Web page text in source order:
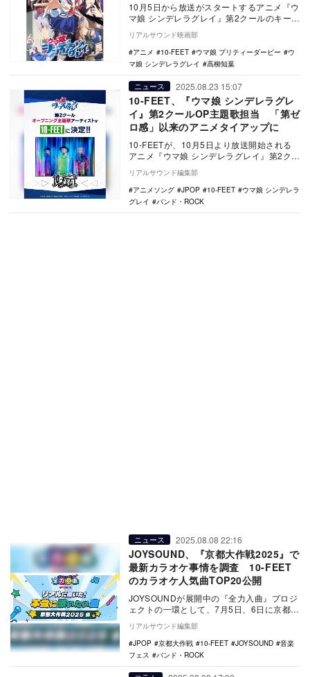
10月5日から放送がスタートするアニメ『ウ
マ娘 シンデレラグレイ』第2クールのキービ
ジュアルとメインPVが公開され、オープニ
ング…
リアルサウンド映画部
アニメ
10-FEET ウマ娘 プリティーダービー
ウ
マ娘 シンデレラグレイ
高柳知葉
ニュース 2025.08.23 15:07
10-FEET、『ウマ娘 シンデレラグレ
イ』第2クールOP主題歌担当 「第ゼ
ロ感」以来のアニメタイアップに
10-FEETが、10月5日より放送開始される
アニメ『ウマ娘 シンデレラグレイ』第2クー
ル（TBS系）のオープニング主題歌アー
テ…
リアルサウンド編集部
アニメソング
JPOP 10-FEET
ウマ娘 シンデレラ
グレイ
バンド・ROCK
ニュース 2025.08.08 22:16
JOYSOUND、『京都大作戦2025』で
最新カラオケ事情を調査 10-FEET
のカラオケ人気曲TOP20公開
JOYSOUNDが展開中の『全力入曲』プロジ
ェクトの一環として、7月5日、6日に京都府
立山城総合運動公園にて開催された音楽フ
ェス…
リアルサウンド編集部
JPOP
京都大作戦 10-FEET JOYSOUND
音楽
フェス
バンド・ROCK